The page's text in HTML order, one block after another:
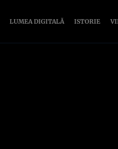
LUMEA DIGITALĂ ISTORIE